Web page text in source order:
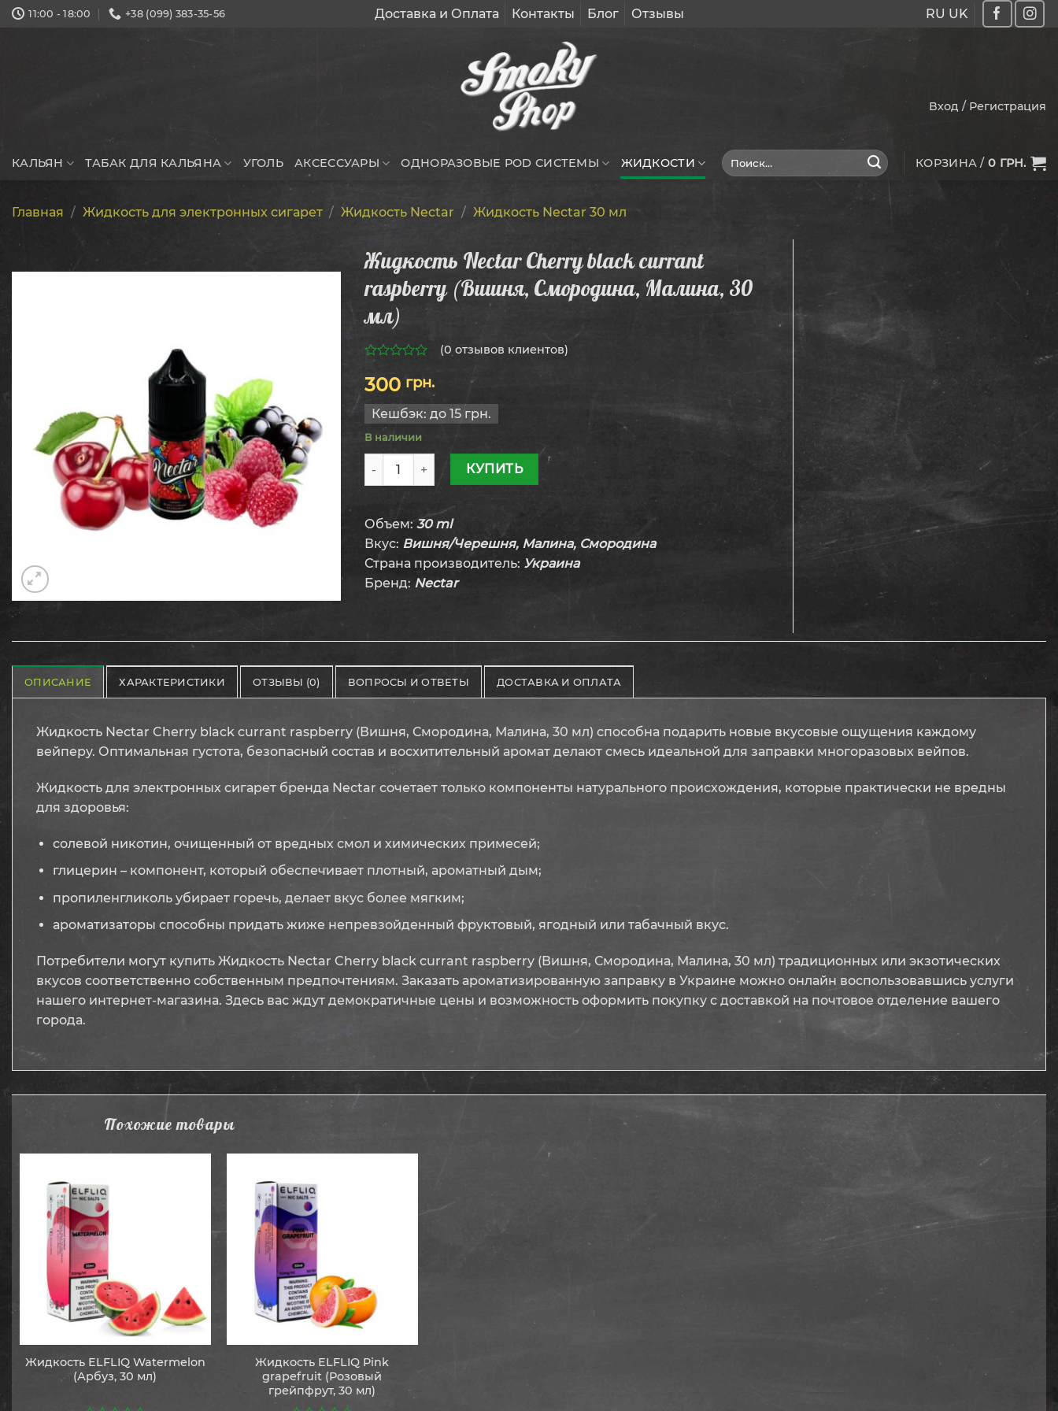
Skip 11:00 - 18:00 +38 (099) 383-35-56 Доставка и Оплата Контакты Блог Отзывы RU UK
Вход / Регистрация
КАЛЬЯН ТАБАК ДЛЯ КАЛЬЯНА УГОЛЬ АКСЕССУАРЫ ОДНОРАЗОВЫЕ POD СИСТЕМЫ ЖИДКОСТИ Искать: КОРЗИНА / 0 ГРН.
Главная / Жидкость для электронных сигарет / Жидкость Nectar / Жидкость Nectar 30 мл
Жидкость Nectar Cherry black currant
raspberry (Вишня, Смородина, Малина, 30
мл)
из
5
(0 отзывов клиентов)
300 грн.
Кешбэк: до 15 грн.
В наличии
Количество товара Жидкость Nectar Cherry black currant raspberry (Вишня, Смородина, Малина, 30 мл)
КУПИТЬ
Объем:30 ml
Вкус: Вишня/Черешня, Малина, Смородина
Страна производитель: Украина
Бренд: Nectar
ОПИСАНИЕ ХАРАКТЕРИСТИКИ ОТЗЫВЫ (0) ВОПРОСЫ И ОТВЕТЫ ДОСТАВКА И ОПЛАТА
Жидкость Nectar Cherry black currant raspberry (Вишня, Смородина, Малина, 30 мл) способна подарить новые вкусовые ощущения каждому
вейперу. Оптимальная густота, безопасный состав и восхитительный аромат делают смесь идеальной для заправки многоразовых вейпов.
Жидкость для электронных сигарет бренда Nectar сочетает только компоненты натурального происхождения, которые практически не вредны
для здоровья:
солевой никотин, очищенный от вредных смол и химических примесей;
глицерин – компонент, который обеспечивает плотный, ароматный дым;
пропиленгликоль убирает горечь, делает вкус более мягким;
ароматизаторы способны придать жиже непревзойденный фруктовый, ягодный или табачный вкус.
Потребители могут купить Жидкость Nectar Cherry black currant raspberry (Вишня, Смородина, Малина, 30 мл) традиционных или экзотических
вкусов соответственно собственным предпочтениям. Заказать ароматизированную заправку в Украине можно онлайн воспользовавшись услуги
нашего интернет-магазина. Здесь вас ждут демократичные цены и возможность оформить покупку с доставкой на почтовое отделение вашего
города.
Похожие товары
Жидкость ELFLIQ Watermelon
(Арбуз, 30 мл)
Жидкость ELFLIQ Pink
grapefruit (Розовый
грейпфрут, 30 мл)